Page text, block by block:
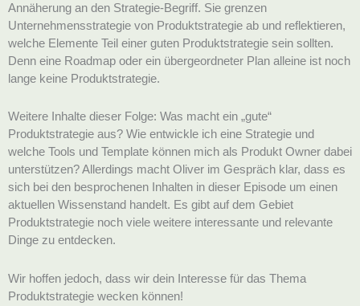
Annäherung an den Strategie-Begriff. Sie grenzen
Unternehmensstrategie von Produktstrategie ab und reflektieren,
welche Elemente Teil einer guten Produktstrategie sein sollten.
Denn eine Roadmap oder ein übergeordneter Plan alleine ist noch
lange keine Produktstrategie.
Weitere Inhalte dieser Folge: Was macht ein „gute“
Produktstrategie aus? Wie entwickle ich eine Strategie und
welche Tools und Template können mich als Produkt Owner dabei
unterstützen? Allerdings macht Oliver im Gespräch klar, dass es
sich bei den besprochenen Inhalten in dieser Episode um einen
aktuellen Wissenstand handelt. Es gibt auf dem Gebiet
Produktstrategie noch viele weitere interessante und relevante
Dinge zu entdecken.
Wir hoffen jedoch, dass wir dein Interesse für das Thema
Produktstrategie wecken können!